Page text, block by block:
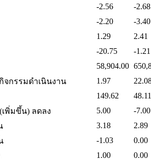
-2.56 -2.68
-2.20 -3.40
1.29 2.41
-20.75 -1.21
58,904.00
จกรรมดำเนินงาน
1.97
149.62 48.11
เพิ่มขึ้น) ลดลง
5.00 -7.00
3.18 2.89
-1.03 0.00
1.00 0.00